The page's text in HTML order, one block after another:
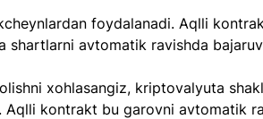
foydalanadi. Aqlli
shartlarni avtomatik ravishda
xohlasangiz, kriptovalyuta
Aqlli kontrakt bu garovni avtomatik